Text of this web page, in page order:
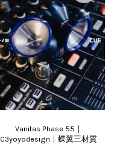
Vanitas Phase 55｜
C3yoyodesign｜蝶翼三材質